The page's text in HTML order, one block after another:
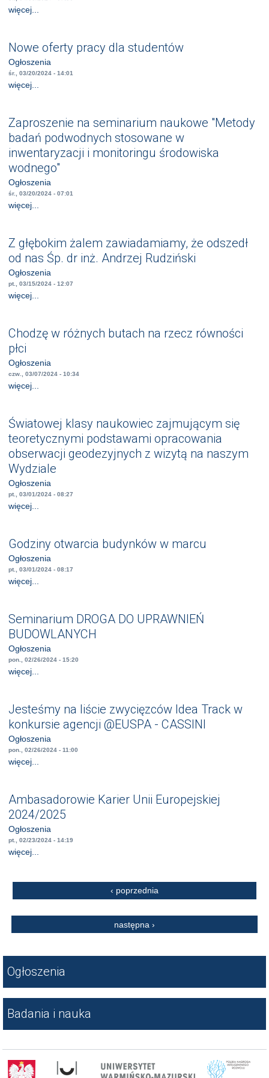
więcej...
Nowe oferty pracy dla studentów
Ogłoszenia
śr., 03/20/2024 - 14:01
więcej...
Zaproszenie na seminarium naukowe "Metody
badań podwodnych stosowane w
inwentaryzacji i monitoringu środowiska
wodnego"
Ogłoszenia
śr., 03/20/2024 - 07:01
więcej...
Z głębokim żalem zawiadamiamy, że odszedł
od nas Śp. dr inż. Andrzej Rudziński
Ogłoszenia
pt., 03/15/2024 - 12:07
więcej...
Chodzę w różnych butach na rzecz równości
płci
Ogłoszenia
czw., 03/07/2024 - 10:34
więcej...
Światowej klasy naukowiec zajmującym się
teoretycznymi podstawami opracowania
obserwacji geodezyjnych z wizytą na naszym
Wydziale
Ogłoszenia
pt., 03/01/2024 - 08:27
więcej...
Godziny otwarcia budynków w marcu
Ogłoszenia
pt., 03/01/2024 - 08:17
więcej...
Seminarium DROGA DO UPRAWNIEŃ
BUDOWLANYCH
Ogłoszenia
pon., 02/26/2024 - 15:20
więcej...
Jesteśmy na liście zwycięzców Idea Track w
konkursie agencji @EUSPA - CASSINI
Ogłoszenia
pon., 02/26/2024 - 11:00
więcej...
Ambasadorowie Karier Unii Europejskiej
2024/2025
Ogłoszenia
pt., 02/23/2024 - 14:19
więcej...
Strony ‹ poprzednia
następna ›
Ogłoszenia
Badania i nauka